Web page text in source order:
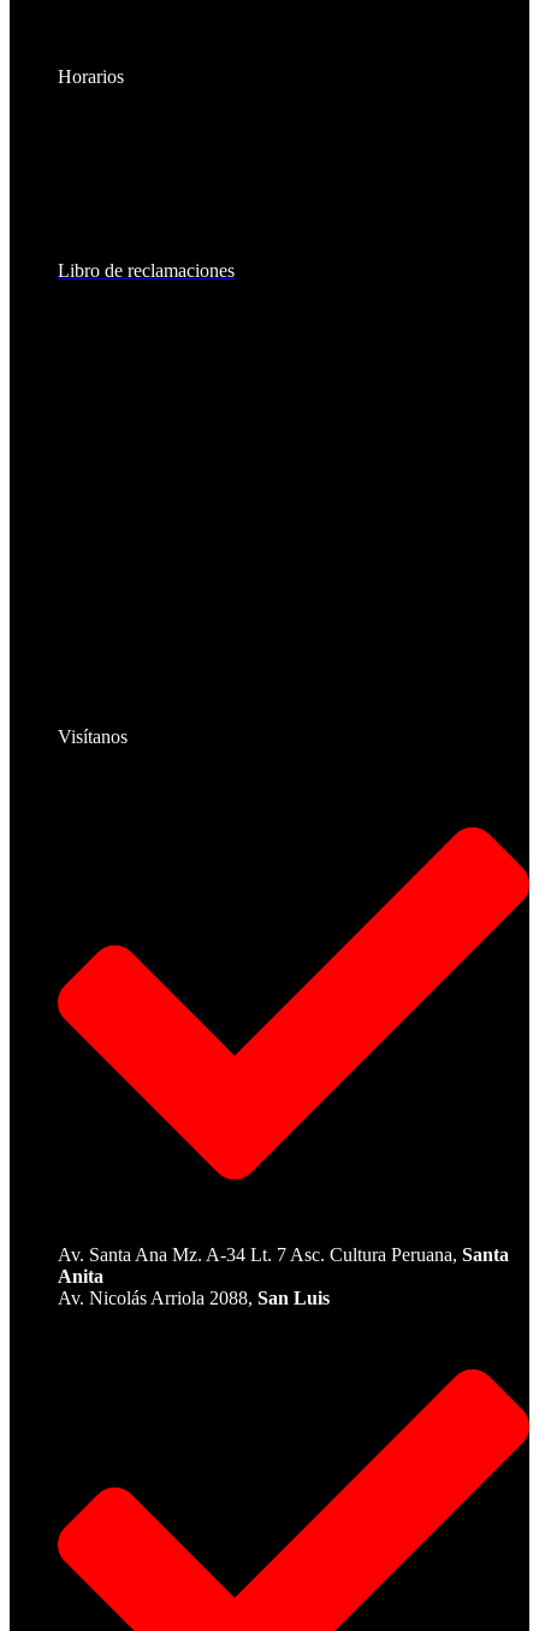
Horarios
Libro de reclamaciones
Visítanos
Av. Santa Ana Mz. A-34 Lt. 7 Asc. Cultura Peruana, Santa
Anita
Av. Nicolás Arriola 2088, San Luis